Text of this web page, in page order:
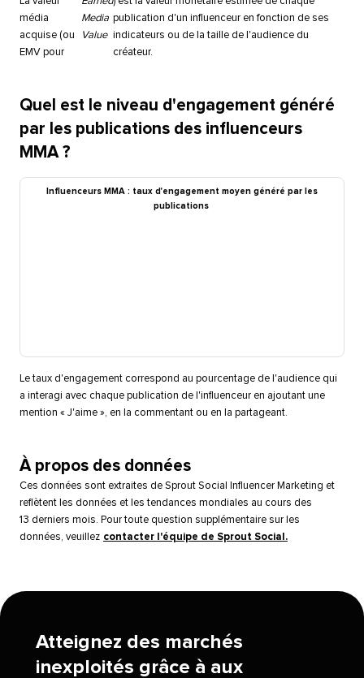
média
acquise (ou
EMV pour
Media
Value
publication d'un influenceur en fonction de ses
indicateurs ou de la taille de l'audience du
créateur.​​
Quel est le niveau d'engagement généré
par les publications des influenceurs
MMA ?​​
Influenceurs MMA : taux d'engagement moyen généré par les
publications​​
Le taux d'engagement correspond au pourcentage de l'audience qui
a interagi avec chaque publication de l'influenceur en ajoutant une
mention « J'aime », en la commentant ou en la partageant.​​
À propos des données​​
Ces données sont extraites de Sprout Social Influencer Marketing et
reflètent les données et les tendances mondiales au cours des
13 derniers mois. Pour toute question supplémentaire sur les
données, veuillez contacter l'équipe de Sprout Social.​​
Atteignez des marchés
inexploités grâce à aux